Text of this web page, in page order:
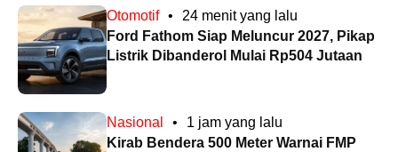
Otomotif •
24 menit yang lalu
Ford Fathom Siap Meluncur 2027, Pikap
Listrik Dibanderol Mulai Rp504 Jutaan
Nasional •
1 jam yang lalu
Kirab Bendera 500 Meter Warnai FMP